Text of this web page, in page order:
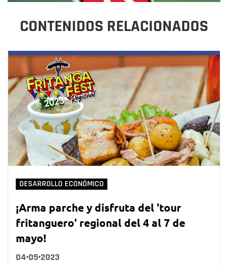
CONTENIDOS RELACIONADOS
DESARROLLO ECONÓMICO
¡Arma parche y disfruta del 'tour
fritanguero' regional del 4 al 7 de
mayo!
04•05•2023